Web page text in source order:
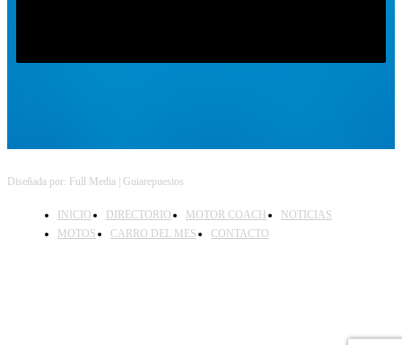
Diseñada por: Full Media | Guiarepuestos
INICIO DIRECTORIO MOTOR COACH
NOTICIAS
MOTOS
CARRO DEL MES CONTACTO